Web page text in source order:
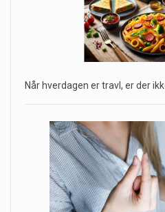
Når hverdagen er travl, er der